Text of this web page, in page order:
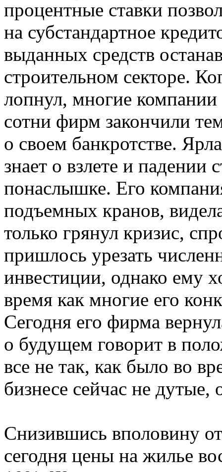
процентные ставки
на субстандартное
выданных средств
строительном секторе.
лопнул, многие компании
сотни фирм закончили
о своем банкротстве.
знает о взлете и падении
понаслышке. Его
подъемных кранов,
только грянул кризис,
пришлось урезать
инвестиции, однако ему
время как многие его
Сегодня его фирма
о будущем говорит в
все не так, как было во
бизнесе сейчас не дутые,
Снизившись вполовину
сегодня цены на жилье